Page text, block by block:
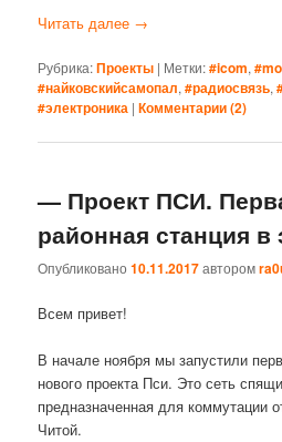
Читать далее →
Рубрика:Проекты | Метки:#icom,
#найковскийсамопал,#радиосвязь,
#электроника |Комментарии (2)
— Проект ПСИ.
районная станция
Опубликовано10.11.2017автором
Всем привет!
В начале ноября мы запустили
нового проекта Пси. Это сеть
предназначенная для коммутации
Читой.